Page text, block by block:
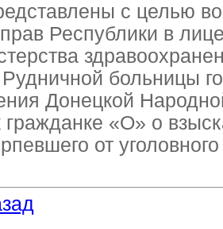
с целью
Республики в
больницы
Донецкой
гражданке «О» о
от